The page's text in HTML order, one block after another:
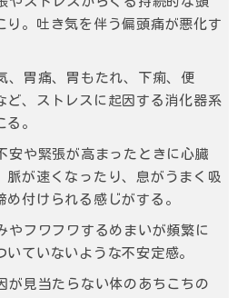
り。吐き気を伴う偏頭痛が悪化す
、胃痛、胃もたれ、下痢、便
ど、ストレスに起因する消化器系
。
安や緊張が高まったときに心臓
脈が速くなったり、息がうまく吸
め付けられる感じがする。
やフワフワするめまいが頻繁に
いていないような不安定感。
が見当たらない体のあちこちの